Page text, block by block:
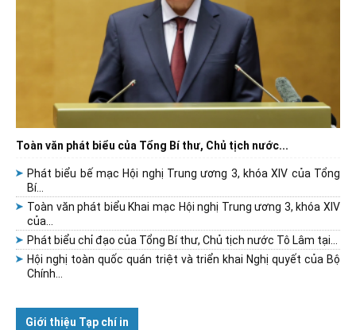
Toàn văn phát biểu của Tổng Bí thư, Chủ tịch nước...
Phát biểu bế mạc Hội nghị Trung ương 3, khóa XIV của Tổng
Bí...
Toàn văn phát biểu Khai mạc Hội nghị Trung ương 3, khóa XIV
của...
Phát biểu chỉ đạo của Tổng Bí thư, Chủ tịch nước Tô Lâm tại...
Hội nghị toàn quốc quán triệt và triển khai Nghị quyết của Bộ
Chính...
Giới thiệu Tạp chí in